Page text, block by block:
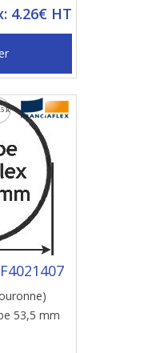
4.26€ HT
53,5 mm